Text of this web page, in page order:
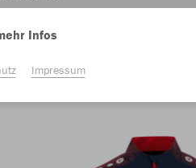
Infos
Impressum